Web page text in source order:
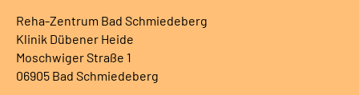
Reha-Zentrum Bad Schmiedeberg
Klinik Dübener Heide
Moschwiger Straße 1
06905 Bad Schmiedeberg